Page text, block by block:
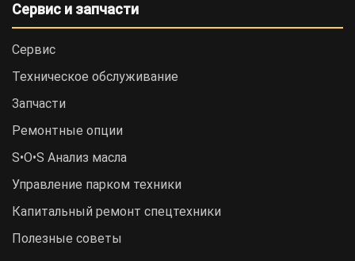
Сервис и запчасти
Сервис
Техническое обслуживание
Запчасти
Ремонтные опции
S•O•S Анализ масла
Управление парком техники
Капитальный ремонт спецтехники
Полезные советы